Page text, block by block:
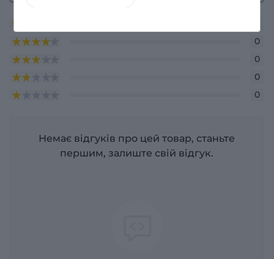
0
0
0
0
Немає відгуків про цей товар, станьте
першим, залиште свій відгук.